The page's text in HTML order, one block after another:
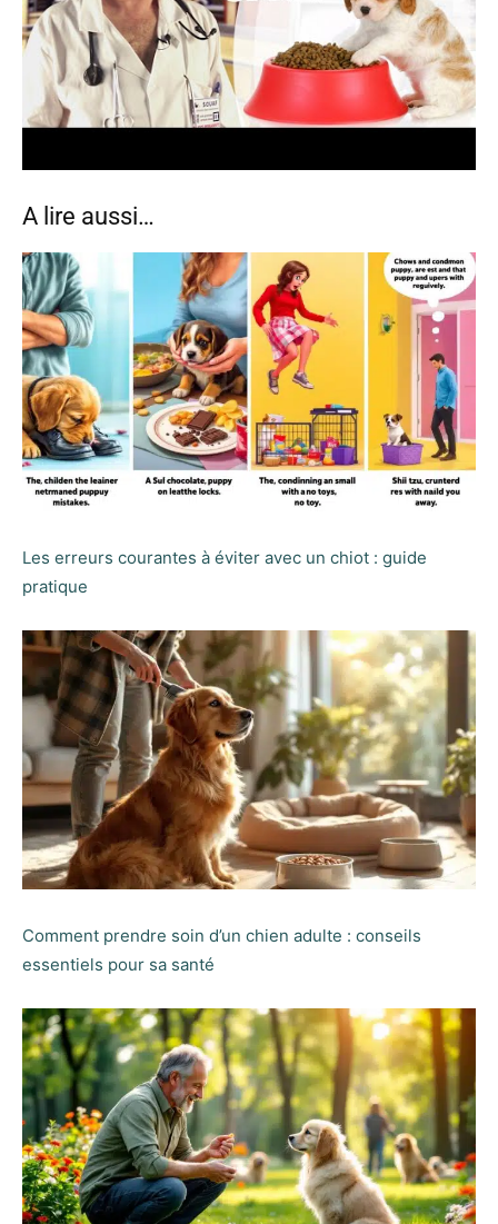
A lire aussi…
Les erreurs courantes à éviter avec un chiot : guide
pratique
Comment prendre soin d’un chien adulte : conseils
essentiels pour sa santé